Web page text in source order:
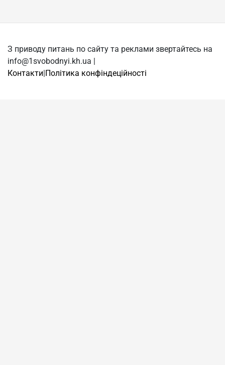
З приводу питань по сайту та реклами звертайтесь на
info@1svobodnyi.kh.ua |
Контакти Політика конфіндеційності